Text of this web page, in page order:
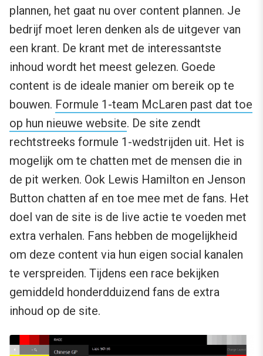
plannen, het gaat nu over content plannen. Je
bedrijf moet leren denken als de uitgever van
een krant. De krant met de interessantste
inhoud wordt het meest gelezen. Goede
content is de ideale manier om bereik op te
bouwen. Formule 1-team McLaren past dat toe
op hun nieuwe website. De site zendt
rechtstreeks formule 1-wedstrijden uit. Het is
mogelijk om te chatten met de mensen die in
de pit werken. Ook Lewis Hamilton en Jenson
Button chatten af en toe mee met de fans. Het
doel van de site is de live actie te voeden met
extra verhalen. Fans hebben de mogelijkheid
om deze content via hun eigen social kanalen
te verspreiden. Tijdens een race bekijken
gemiddeld honderdduizend fans de extra
inhoud op de site.